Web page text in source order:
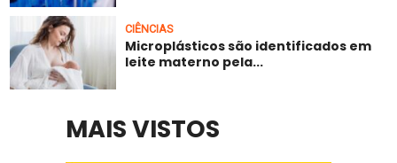
CIÊNCIAS
Microplásticos são identificados em
leite materno pela...
MAIS VISTOS